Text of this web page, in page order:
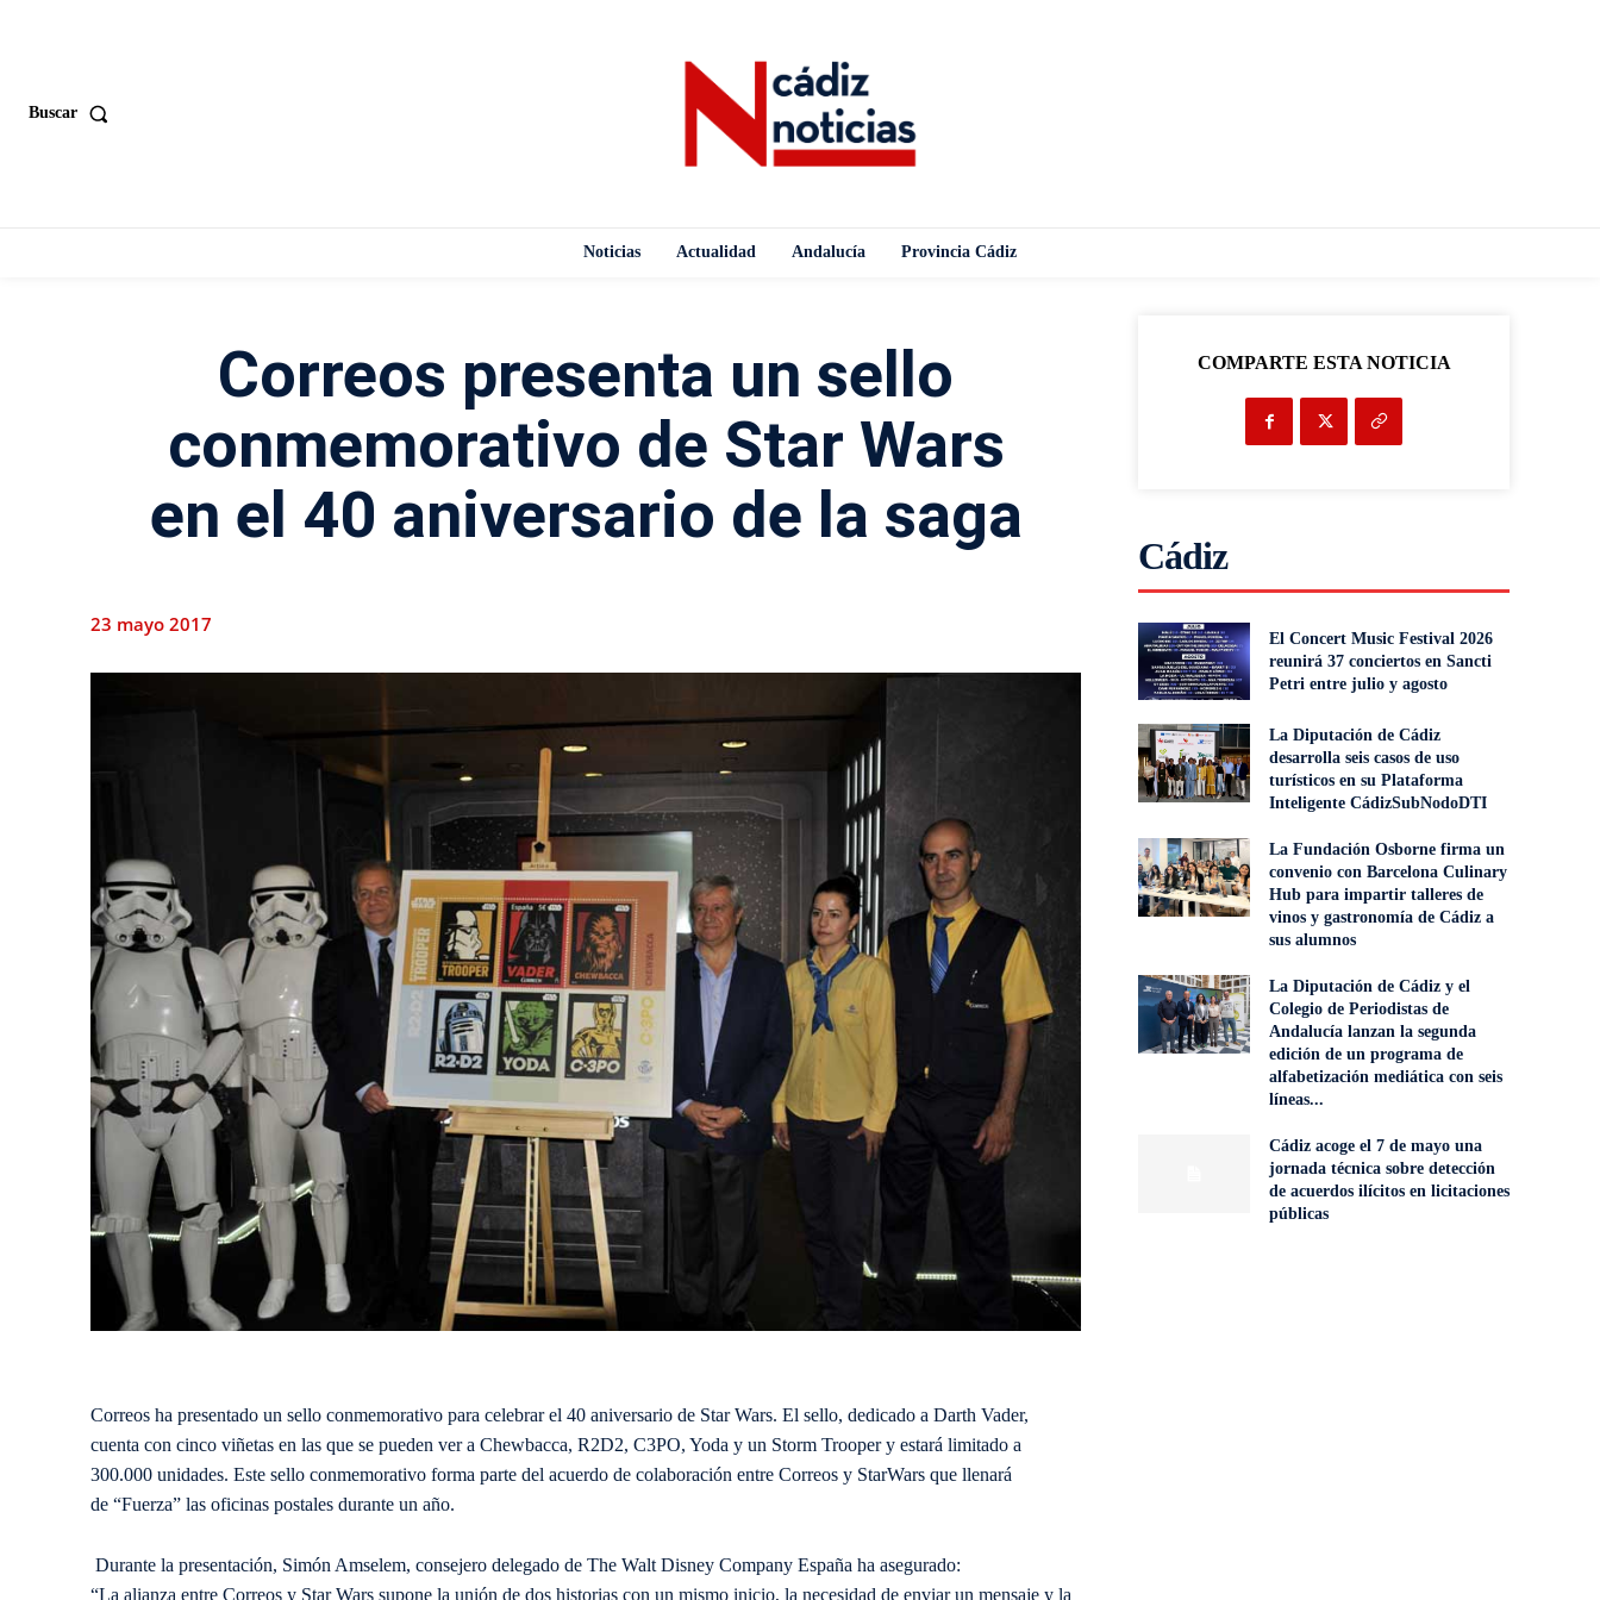
Buscar
Noticias Actualidad Andalucía Provincia Cádiz
Correos presenta un sello
conmemorativo de Star Wars
en el 40 aniversario de la saga
23 mayo 2017
Correos ha presentado un sello conmemorativo para celebrar el 40 aniversario de Star Wars. El sello, dedicado a Darth Vader,
cuenta con cinco viñetas en las que se pueden ver a Chewbacca, R2D2, C3PO, Yoda y un Storm Trooper y estará limitado a
300.000 unidades. Este sello conmemorativo forma parte del acuerdo de colaboración entre Correos y StarWars que llenará
de “Fuerza” las oficinas postales durante un año.
Durante la presentación, Simón Amselem, consejero delegado de The Walt Disney Company España ha asegurado:
“La alianza entre Correos y Star Wars supone la unión de dos historias con un mismo inicio, la necesidad de enviar un mensaje y la
COMPARTE ESTA NOTICIA
Cádiz
El Concert Music Festival 2026
reunirá 37 conciertos en Sancti
Petri entre julio y agosto
La Diputación de Cádiz
desarrolla seis casos de uso
turísticos en su Plataforma
Inteligente CádizSubNodoDTI
La Fundación Osborne firma un
convenio con Barcelona Culinary
Hub para impartir talleres de
vinos y gastronomía de Cádiz a
sus alumnos
La Diputación de Cádiz y el
Colegio de Periodistas de
Andalucía lanzan la segunda
edición de un programa de
alfabetización mediática con seis
líneas...
Cádiz acoge el 7 de mayo una
jornada técnica sobre detección
de acuerdos ilícitos en licitaciones
públicas